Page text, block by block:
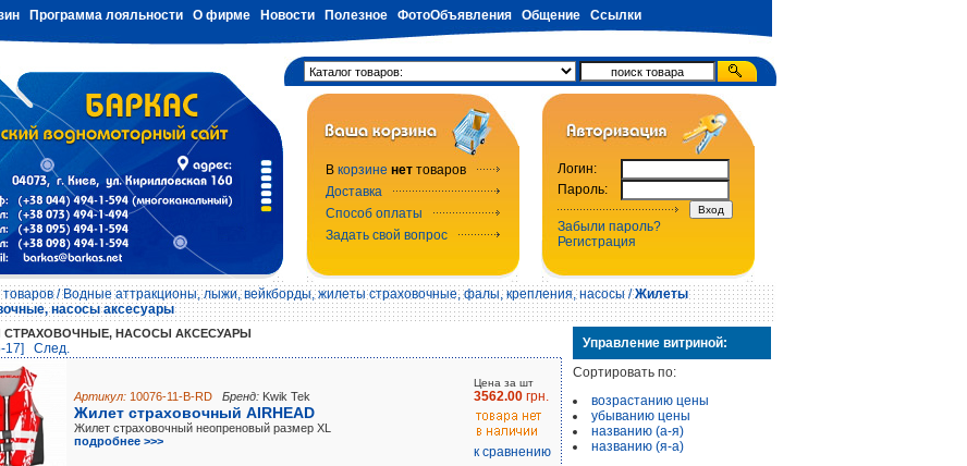
Программа лояльности О фирме Новости Полезное ФотоОбъявления Общение Ссылки
В корзине нет товаров
Доставка
Способ оплаты
Задать свой вопрос
Логин:
Пароль:
Забыли пароль?
Регистрация
товаров/Водные аттракционы, лыжи, вейкборды, жилеты страховочные, фалы, крепления, насосы /Жилеты
насосы аксесуары
НАСОСЫ АКСЕСУАРЫ
17] Cлед.
Артикул: 10076-11-B-RD Бренд: Kwik Tek
Жилет страховочный AIRHEAD
Жилет страховочный неопреновый размер XL
подробнее >>>
Цена за шт
3562.00 грн.
к сравнению
Управление витриной:
Сортировать по:
возрастанию цены
убыванию цены
названию (а-я)
названию (я-а)